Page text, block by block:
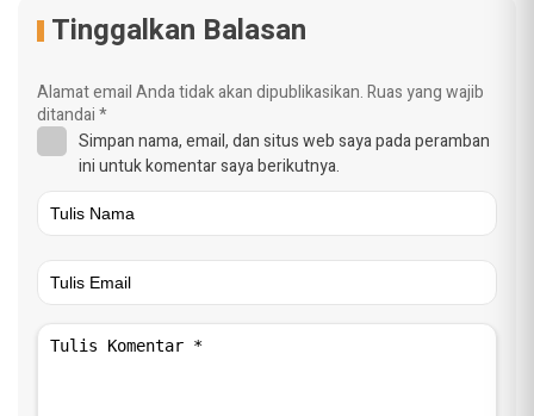
Tinggalkan Balasan
Alamat email Anda tidak akan dipublikasikan.Ruas yang wajib
ditandai*
Simpan nama, email, dan situs web saya pada peramban
ini untuk komentar saya berikutnya.